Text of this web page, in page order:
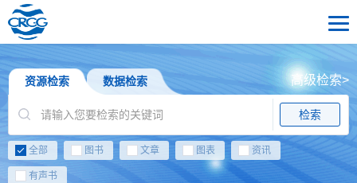
资源检索 数据检索
检索
高级检索>
全部 图书 文章 图表 资讯
有声书